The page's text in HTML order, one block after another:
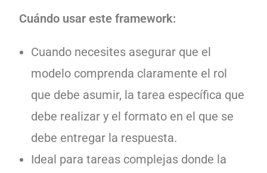
Cuándo usar este framework:
Cuando necesites asegurar que el
modelo comprenda claramente el rol
que debe asumir, la tarea específica que
debe realizar y el formato en el que se
debe entregar la respuesta.
Ideal para tareas complejas donde la